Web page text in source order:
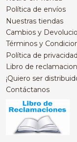
Política de envíos
Nuestras tiendas
Cambios y
Términos y
Política de privacidad
Libro de
¡Quiero ser
Contáctanos